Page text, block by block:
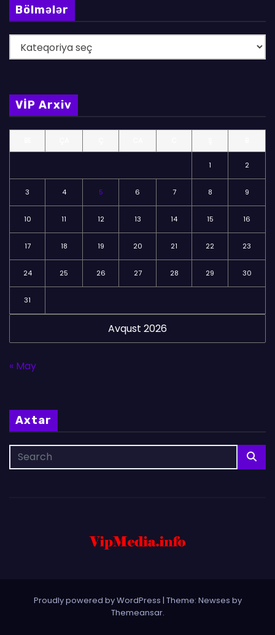
Bölmələr
ö
m
l
VİP Arxiv
Avqust 2026
1 2
3 4 5 6 7 8 9
10 11 12 13 14 15 16
17 18 19 20 21 22 23
24 25 26 27 28 29 30
31
« May
Axtar
Proudly powered by WordPress | Theme: Newses by
Themeansar.